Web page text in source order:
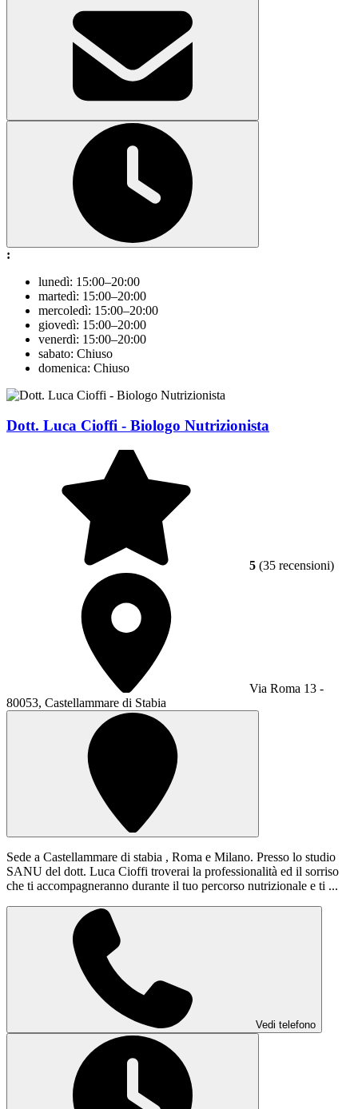
:
lunedì: 15:00–20:00
martedì: 15:00–20:00
mercoledì: 15:00–20:00
giovedì: 15:00–20:00
venerdì: 15:00–20:00
sabato: Chiuso
domenica: Chiuso
Dott. Luca Cioffi - Biologo Nutrizionista
5 (35 recensioni)
Via Roma 13 -
80053, Castellammare di Stabia
Sede a Castellammare di stabia , Roma e Milano. Presso lo studio
SANU del dott. Luca Cioffi troverai la professionalità ed il sorriso
che ti accompagneranno durante il tuo percorso nutrizionale e ti ...
Vedi telefono